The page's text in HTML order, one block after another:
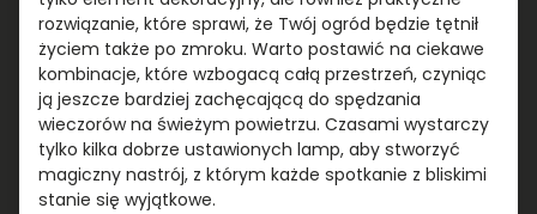
rozwiązanie, które sprawi, że Twój ogród będzie tętnił
życiem także po zmroku. Warto postawić na ciekawe
kombinacje, które wzbogacą całą przestrzeń, czyniąc
ją jeszcze bardziej zachęcającą do spędzania
wieczorów na świeżym powietrzu. Czasami wystarczy
tylko kilka dobrze ustawionych lamp, aby stworzyć
magiczny nastrój, z którym każde spotkanie z bliskimi
stanie się wyjątkowe.